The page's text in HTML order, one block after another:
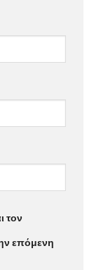
τον
επόμενη